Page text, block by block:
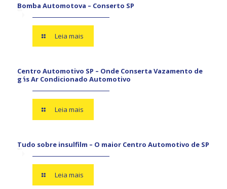
Bomba Automotova – Conserto SP
Leia mais
Centro Automotivo SP – Onde Conserta Vazamento de
gás Ar Condicionado Automotivo
Leia mais
Tudo sobre insulfilm – O maior Centro Automotivo de SP
Leia mais